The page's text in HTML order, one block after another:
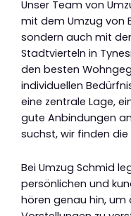
Unser Team von
mit dem Umzug von
sondern auch mit
Stadtvierteln in
den besten
individuellen
eine zentrale Lage,
gute Anbindungen
suchst, wir finden
Bei Umzug Schmid
persönlichen und
hören genau hin, um